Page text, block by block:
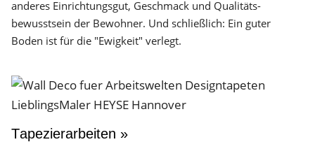
anderes Einrichtungs­gut, Geschmack und Qualitäts­
bewusstsein der Bewohner. Und schließlich: Ein guter
Boden ist für die "Ewigkeit" verlegt.
Tapezierarbeiten »